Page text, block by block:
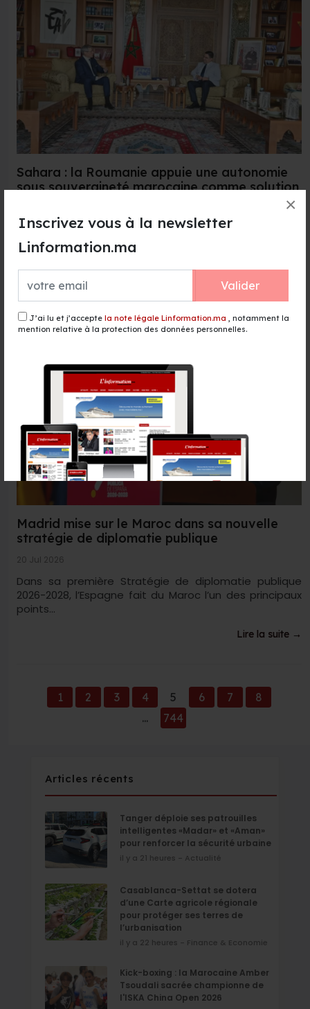
Inscrivez vous à la newsletter
Linformation.ma
Valider
J’ai lu et j’accepte la note légale Linformation.ma , notamment la
mention relative à la protection des données personnelles.
×
Sahara : la Roumanie appuie une autonomie
sous souveraineté marocaine comme solution
21 Jul 2026
La Roumanie estime qu'une "autonomie véritable sous
viable"...
Madrid mise sur le Maroc dans sa nouvelle
stratégie de diplomatie publique
20 Jul 2026
Dans sa première Stratégie de diplomatie publique
2026-2028, l’Espagne fait du Maroc l’un des principaux
points...
Lire la suite →
1 2 3 4 5 6 7
8
...
744
Articles récents
Tanger déploie ses patrouilles
intelligentes «Madar» et «Aman»
pour renforcer la sécurité urbaine
il y a 21 heures - Actualité
Casablanca-Settat se dotera
d’une Carte agricole régionale
pour protéger ses terres de
l’urbanisation
il y a 22 heures - Finance & Economie
Kick-boxing : la Marocaine Amber
Tsoudali sacrée championne de
l'ISKA China Open 2026